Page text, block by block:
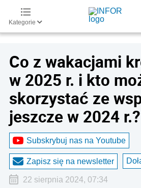
Kategorie
Co z wakacjami
w 2025 r. i kto
skorzystać ze
jeszcze w 2024 r.?
Subskrybuj nas na Youtube
Zapisz się na newsletter
22 sierpnia 2024, 07:34